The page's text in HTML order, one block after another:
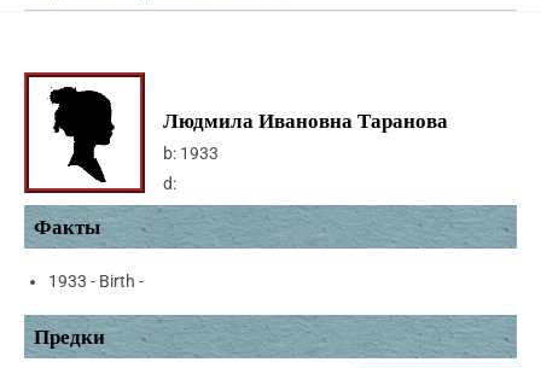
Людмила Ивановна Таранова
b: 1933
d:
Факты
1933 - Birth -
Предки